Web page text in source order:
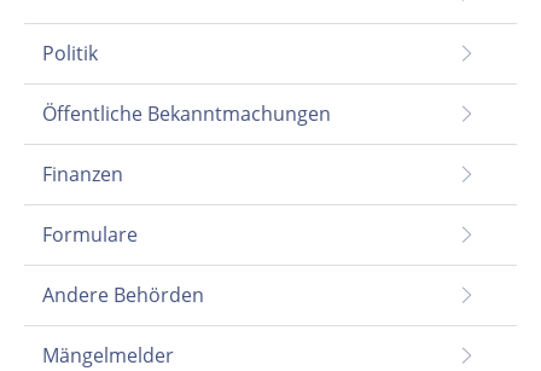
Politik
Öffentliche Bekanntmachungen
Finanzen
Formulare
Andere Behörden
Mängelmelder